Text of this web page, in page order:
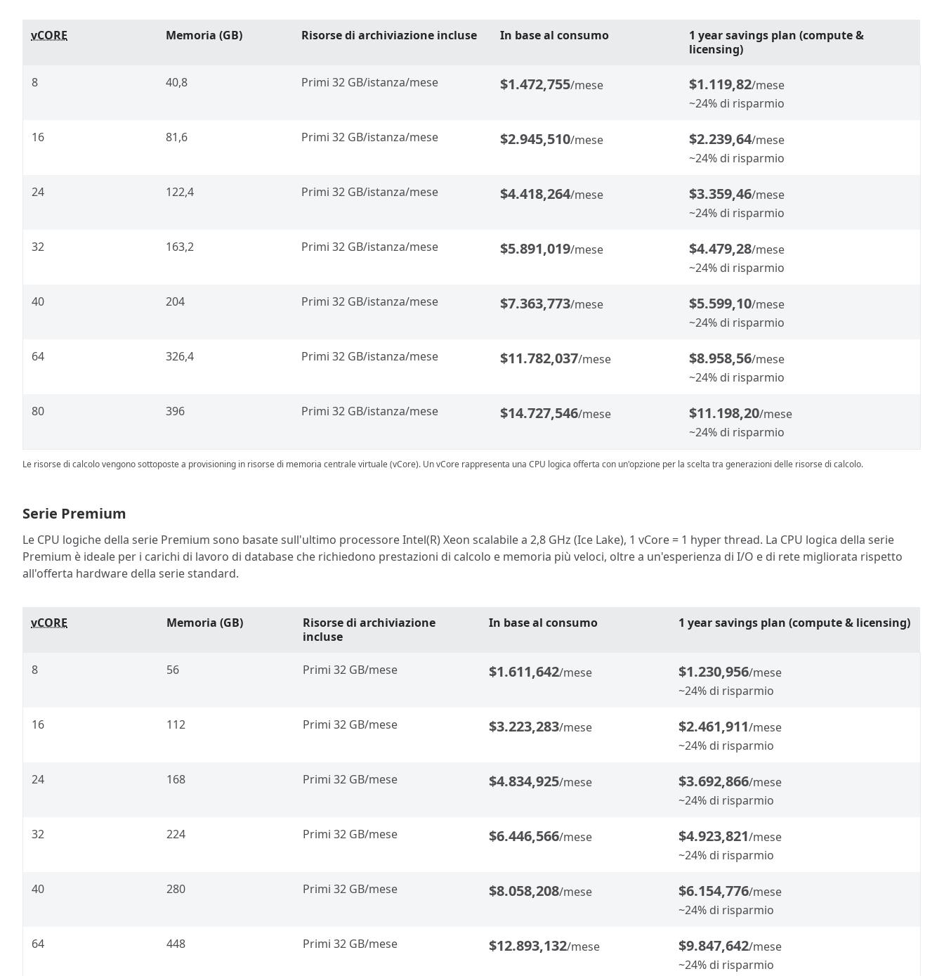
vCORE Memoria (GB) Risorse di archiviazione incluse In base al consumo
1 year savings plan (compute &
licensing)
8 40,8 Primi 32 GB/istanza/mese $1.472,755/mese $1.119,82/mese
~24% di risparmio
16 81,6 Primi 32 GB/istanza/mese $2.945,510/mese $2.239,64/mese
~24% di risparmio
24 122,4 Primi 32 GB/istanza/mese $4.418,264/mese $3.359,46/mese
~24% di risparmio
32 163,2 Primi 32 GB/istanza/mese $5.891,019/mese $4.479,28/mese
~24% di risparmio
40 204 Primi 32 GB/istanza/mese $7.363,773/mese $5.599,10/mese
~24% di risparmio
64 326,4 Primi 32 GB/istanza/mese $11.782,037/mese $8.958,56/mese
~24% di risparmio
80 396 Primi 32 GB/istanza/mese $14.727,546/mese $11.198,20/mese
~24% di risparmio
Le risorse di calcolo vengono sottoposte a provisioning in risorse di memoria centrale virtuale (vCore). Un vCore rappresenta una CPU logica offerta con un'opzione per la scelta tra generazioni delle risorse di calcolo.
Serie Premium
Le CPU logiche della serie Premium sono basate sull'ultimo processore Intel(R) Xeon scalabile a 2,8 GHz (Ice Lake), 1 vCore = 1 hyper thread. La CPU logica della serie
Premium è ideale per i carichi di lavoro di database che richiedono prestazioni di calcolo e memoria più veloci, oltre a un'esperienza di I/O e di rete migliorata rispetto
all'offerta hardware della serie standard.
vCORE Memoria (GB)
Risorse di archiviazione
incluse
In base al consumo 1 year savings plan (compute & licensing)
8 56 Primi 32 GB/mese $1.611,642/mese $1.230,956/mese
~24% di risparmio
16 112 Primi 32 GB/mese $3.223,283/mese $2.461,911/mese
~24% di risparmio
24 168 Primi 32 GB/mese $4.834,925/mese $3.692,866/mese
~24% di risparmio
32 224 Primi 32 GB/mese $6.446,566/mese $4.923,821/mese
~24% di risparmio
40 280 Primi 32 GB/mese $8.058,208/mese $6.154,776/mese
~24% di risparmio
64 448 Primi 32 GB/mese $12.893,132/mese $9.847,642/mese
~24% di risparmio